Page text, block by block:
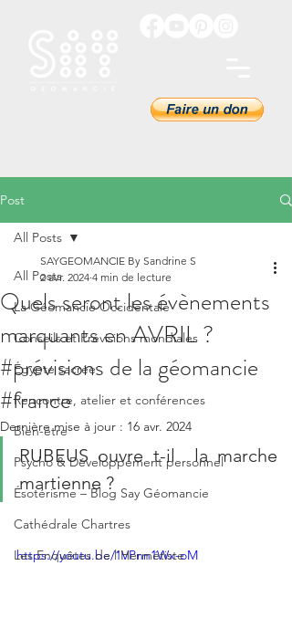
Post
All Posts
La Géomancie Occidentale
Conseils et Prévisions mondiales
Égypte sacrée
Rencontre, atelier et conférences
Bien-être
Psycho & Développement personnel
Ésotérisme – Blog Say Géomancie
Cathédrale Chartres
Les Enquêtes de l'Hermétiste
All Posts
Quels seront les évènements
marquants en AVRIL ?
#prévisions de la géomancie
#france
SAYGEOMANCIE By Sandrine S
2 avr. 2024 4 min de lecture
Dernière mise à jour : 16 avr. 2024
RUBEUS ouvre t-il  la marche
martienne ?
https://youtu.be/1VPnn1Wx-oM